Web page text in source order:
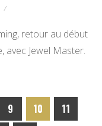
/
retour au début
avec Jewel Master.
9 10
11